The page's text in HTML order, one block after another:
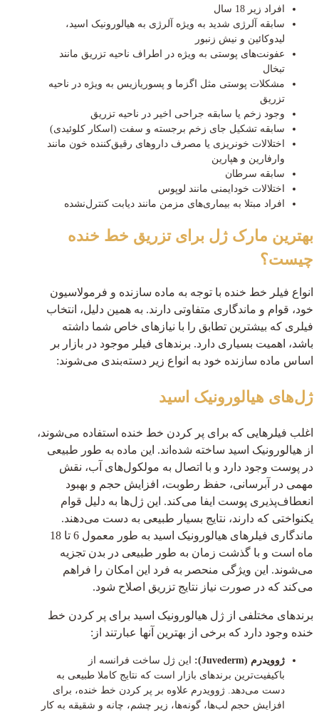
افراد زیر 18 سال
سابقه آلرژی شدید به ویژه آلرژی به هیالورونیک اسید،
لیدوکائین و نیش زنبور
عفونت‌های پوستی به ویژه در اطراف ناحیه تزریق مانند
تبخال
مشکلات پوستی مثل اگزما و پسوریازیس به ویژه در ناحیه
تزریق
وجود زخم یا سابقه جراحی اخیر در ناحیه تزریق
سابقه تشکیل جای زخم برجسته و سفت (اسکار کلوئیدی)
اختلالات خونریزی یا مصرف داروهای رقیق‌کننده خون مانند
وارفارین و هپارین
سابقه سرطان
اختلالات خودایمنی مانند لوپوس
افراد مبتلا به بیماری‌های مزمن مانند دیابت کنترل‌نشده
بهترین مارک ژل برای تزریق خط خنده
چیست؟
انواع فیلر خط خنده با توجه به ماده سازنده و فرمولاسیون
خود، قوام و ماندگاری متفاوتی دارند. به همین دلیل، انتخاب
فیلری که بیشترین تطابق را با نیازهای خاص شما داشته
باشد، اهمیت بسیاری دارد. برندهای فیلر موجود در بازار بر
اساس ماده سازنده خود به انواع زیر دسته‌بندی می‌شوند:
ژل‌های هیالورونیک اسید
اغلب فیلرهایی که برای پر کردن خط خنده استفاده می‌شوند،
از هیالورونیک اسید ساخته شده‌اند. این ماده به طور طبیعی
در پوست وجود دارد و با اتصال به مولکول‌های آب، نقش
مهمی در آبرسانی، حفظ رطوبت، افزایش حجم و بهبود
انعطاف‌پذیری پوست ایفا می‌کند. این ژل‌ها به دلیل قوام
یکنواختی که دارند، نتایج بسیار طبیعی به دست می‌دهند.
ماندگاری فیلرهای هیالورونیک اسید به طور معمول 6 تا 18
ماه است و با گذشت زمان به طور طبیعی در بدن تجزیه
می‌شوند. این ویژگی منحصر به فرد این امکان را فراهم
می‌کند که در صورت نیاز نتایج تزریق اصلاح شود.
برندهای مختلفی از ژل هیالورونیک اسید برای پر کردن خط
خنده وجود دارد که برخی از بهترین آنها عبارتند از:
ژوویدرم (Juvederm):
این ژل ساخت فرانسه از
باکیفیت‌ترین برندهای بازار است که نتایج کاملا طبیعی به
دست می‌دهد. ژوویدرم علاوه بر پر کردن خط خنده، برای
افزایش حجم لب‌ها، گونه‌ها، زیر چشم، چانه و شقیقه به کار